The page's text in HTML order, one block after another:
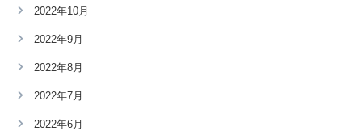
2022年10月
2022年9月
2022年8月
2022年7月
2022年6月